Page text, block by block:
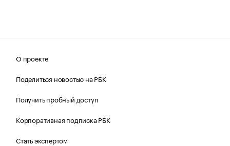
О проекте
Поделиться новостью на РБК
Получить пробный доступ
Корпоративная подписка РБК
Стать экспертом